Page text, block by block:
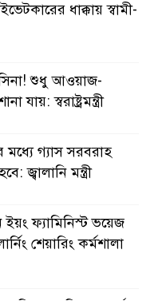
ধাক্কায় স্বামী-
শুধু আওয়াজ-
যায়: স্বরাষ্ট্রমন্ত্রী
মধ্যে গ্যাস সরবরাহ
জ্বালানি মন্ত্রী
ইয়ং ফ্যামিনিস্ট ভয়েজ
শেয়ারিং কর্মশালা